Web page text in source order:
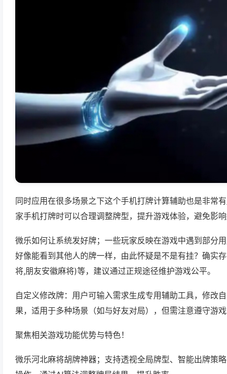
同时应用在很多场景之下这个手机打牌计算辅助也是非常
家手机打牌时可以合理调整牌型，提升游戏体验，避免影响
微乐如何让系统发好牌；一些玩家反映在游戏中遇到部分
好像能看到其他人的牌一样，由此怀疑是不是有挂？确实
将,朋友安徽麻将)等，建议通过正规途径维护游戏公平。
自定义修改牌：用户可输入需求生成专用辅助工具，修改
果，适用于多种场景（如与好友对局），但需注意遵守游戏
聚焦相关游戏功能优势与特色！
微乐河北麻将胡牌神器；支持透视全局牌型、智能出牌策